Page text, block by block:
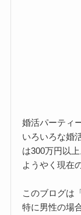
婚活パーティ
いろいろな婚
は300万円以
ようやく現在
このブログは
特に男性の場